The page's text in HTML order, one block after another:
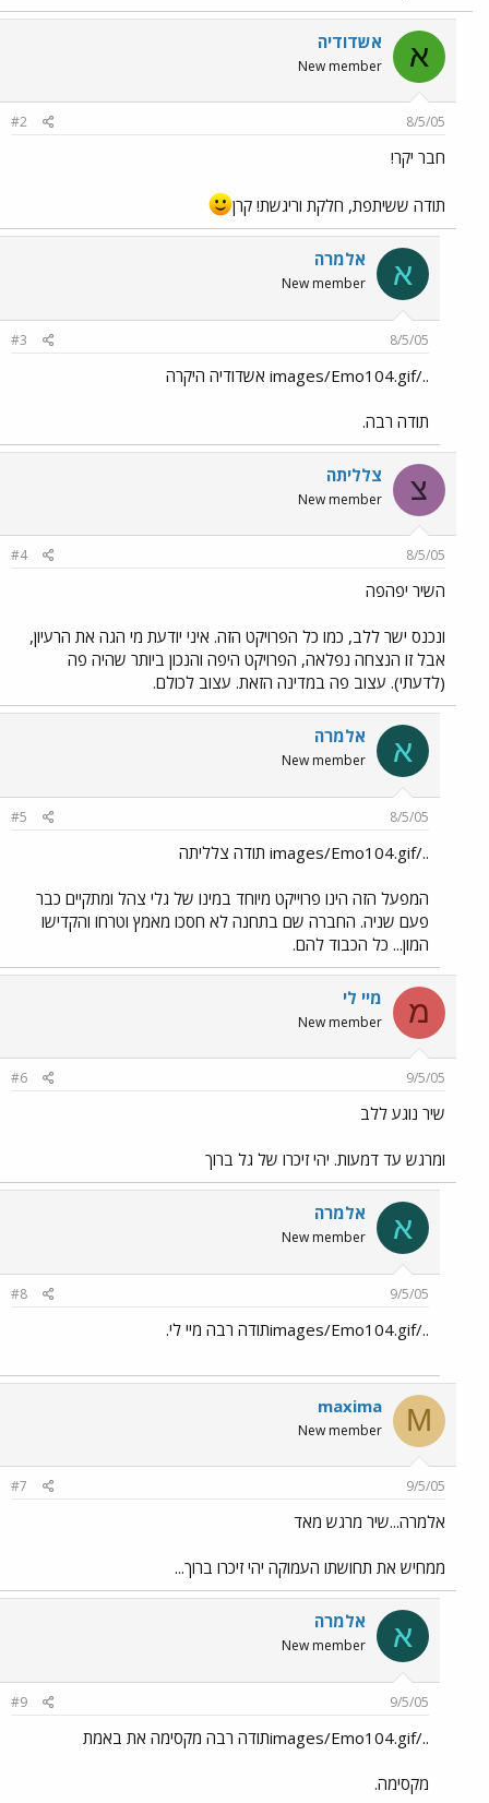
א אשדודיה
New member
8/5/05
#2
חבר יקר!
תודה ששיתפת, חלקת וריגשת! קרן
א אלמרה
New member
8/5/05
#3
../images/Emo104.gif אשדודיה היקרה
תודה רבה.
צ צלליתה
New member
8/5/05
#4
השיר יפהפה
ונכנס ישר ללב, כמו כל הפרויקט הזה. איני יודעת מי הגה את הרעיון,
אבל זו הנצחה נפלאה, הפרויקט היפה והנכון ביותר שהיה פה
(לדעתי). עצוב פה במדינה הזאת. עצוב לכולם.
א אלמרה
New member
8/5/05
#5
../images/Emo104.gif תודה צלליתה
המפעל הזה הינו פרוייקט מיוחד במינו של גלי צהל ומתקיים כבר
פעם שניה. החברה שם בתחנה לא חסכו מאמץ וטרחו והקדישו
המון... כל הכבוד להם.
מ מיי לי
New member
9/5/05
#6
שיר נוגע ללב
ומרגש עד דמעות. יהי זיכרו של גל ברוך
א אלמרה
New member
9/5/05
#8
../images/Emo104.gifתודה רבה מיי לי.
M
maxima
New member
9/5/05
#7
אלמרה...שיר מרגש מאד
ממחיש את תחושתו העמוקה יהי זיכרו ברוך...
א אלמרה
New member
9/5/05
#9
../images/Emo104.gifתודה רבה מקסימה את באמת
מקסימה.